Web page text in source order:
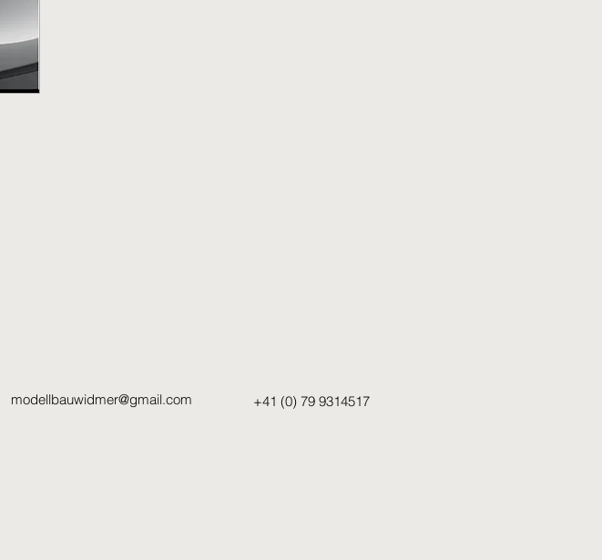
modellbauwidmer@gmail.com +41 (0) 79 9314517